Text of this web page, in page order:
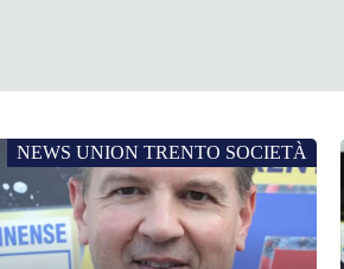
NEWS UNION TRENTO SOCIETÀ